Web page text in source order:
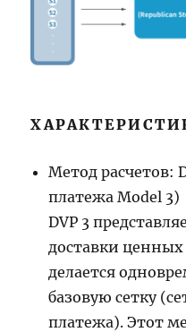
Метод расчетов:
платежа Model 3)
DVP 3
доставки
делается
базовую сетку
платежа). Этот